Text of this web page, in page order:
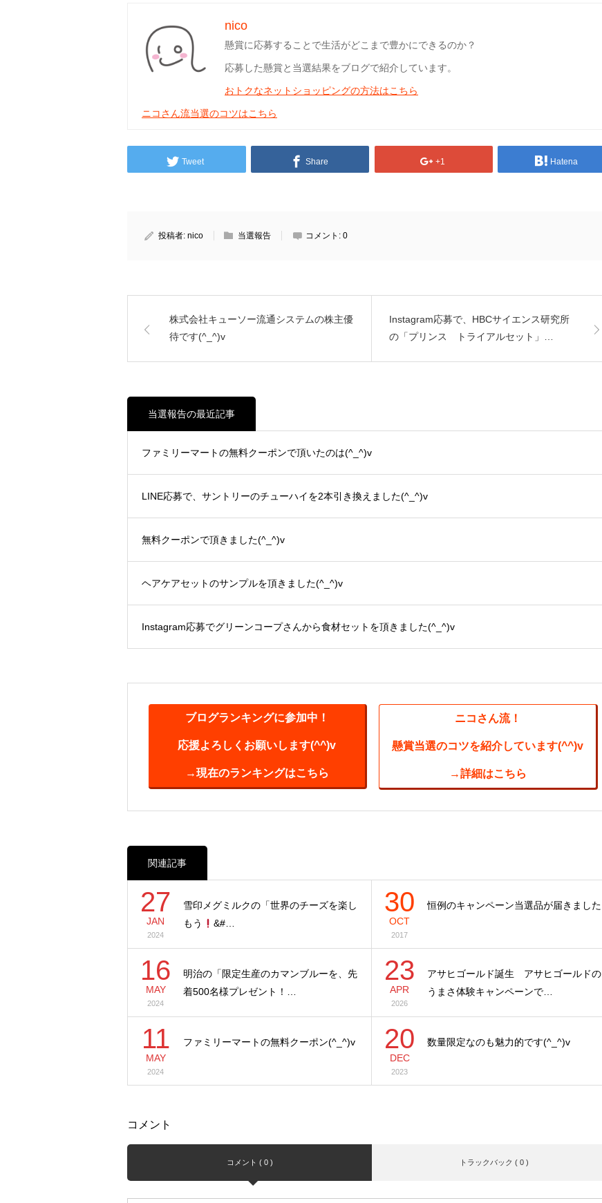
nico
懸賞に応募することで生活がどこまで豊かにできるのか？
応募した懸賞と当選結果をブログで紹介しています。
おトクなネットショッピングの方法はこちら
ニコさん流当選のコツはこちら
Tweet Share +1 Hatena
投稿者: nico 当選報告 コメント: 0
株式会社キューソー流通システムの株主優
待です(^_^)v
Instagram応募で、HBCサイエンス研究所
の「プリンス トライアルセット」…
当選報告の最近記事
ファミリーマートの無料クーポンで頂いたのは(^_^)v
LINE応募で、サントリーのチューハイを2本引き換えました(^_^)v
無料クーポンで頂きました(^_^)v
ヘアケアセットのサンプルを頂きました(^_^)v
Instagram応募でグリーンコープさんから食材セットを頂きました(^_^)v
ブログランキングに参加中！
応援よろしくお願いします(^^)v
→現在のランキングはこちら
ニコさん流！
懸賞当選のコツを紹介しています(^^)v
→詳細はこちら
関連記事
27
JAN
2024
雪印メグミルクの「世界のチーズを楽し
もう
&#…
30
OCT
2017
恒例のキャンペーン当選品が届きました
16
MAY
2024
明治の「限定生産のカマンブルーを、先
着500名様プレゼント！…
23
APR
2026
アサヒゴールド誕生 アサヒゴールドの
うまさ体験キャンペーンで…
11
MAY
2024
ファミリーマートの無料クーポン(^_^)v 20
DEC
2023
数量限定なのも魅力的です(^_^)v
コメント
コメント ( 0 ) トラックバック ( 0 )